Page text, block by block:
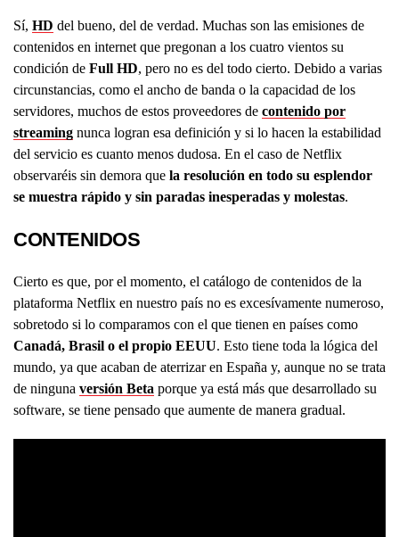
Sí, HD del bueno, del de verdad. Muchas son las emisiones de
contenidos en internet que pregonan a los cuatro vientos su
condición de Full HD, pero no es del todo cierto. Debido a varias
circunstancias, como el ancho de banda o la capacidad de los
servidores, muchos de estos proveedores de contenido por
streaming nunca logran esa definición y si lo hacen la estabilidad
del servicio es cuanto menos dudosa. En el caso de Netflix
observaréis sin demora que la resolución en todo su esplendor
se muestra rápido y sin paradas inesperadas y molestas.
CONTENIDOS
Cierto es que, por el momento, el catálogo de contenidos de la
plataforma Netflix en nuestro país no es excesívamente numeroso,
sobretodo si lo comparamos con el que tienen en países como
Canadá, Brasil o el propio EEUU. Esto tiene toda la lógica del
mundo, ya que acaban de aterrizar en España y, aunque no se trata
de ninguna versión Beta porque ya está más que desarrollado su
software, se tiene pensado que aumente de manera gradual.